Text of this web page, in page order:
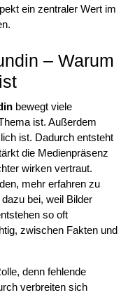
ein zentraler Wert im
– Warum
bewegt viele
ist. Außerdem
ist. Dadurch entsteht
die Medienpräsenz
wirken vertraut.
mehr erfahren zu
bei, weil Bilder
so oft
zwischen Fakten und
denn fehlende
verbreiten sich